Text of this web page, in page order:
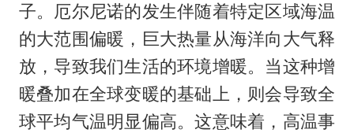
子。厄尔尼诺的发生伴随着特定区域海温
的大范围偏暖，巨大热量从海洋向大气释
放，导致我们生活的环境增暖。当这种增
暖叠加在全球变暖的基础上，则会导致全
球平均气温明显偏高。这意味着，高温事